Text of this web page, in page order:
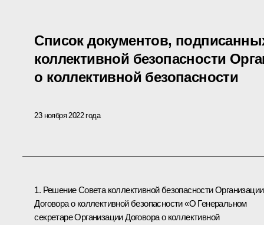
Список документов,
коллективной безопасности
о коллективной безопасности
23 ноября 2022 года
1. Решение Совета коллективной безопасности Организации
Договора о коллективной безопасности «О Генеральном
секретаре Организации Договора о коллективной